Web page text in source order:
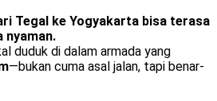
Tegal ke Yogyakarta bisa terasa
nyaman.
duduk di dalam armada yang
—bukan cuma asal jalan, tapi benar-